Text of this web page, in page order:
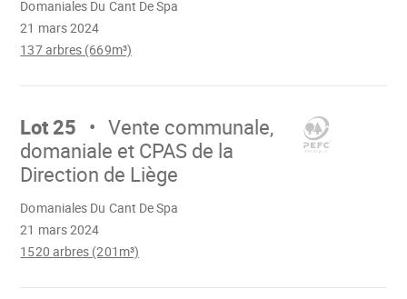
21 mars 2024
Domaniales Du Cant De Spa
137 arbres (669m³)
Aller
Lot 25
Vente communale,
domaniale et CPAS de la
Direction de Liège
21 mars 2024
Domaniales Du Cant De Spa
1520 arbres (201m³)
Aller